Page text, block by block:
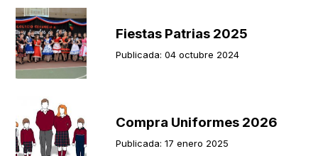
Fiestas Patrias 2025
Publicada: 04 octubre 2024
Compra Uniformes 2026
Publicada: 17 enero 2025